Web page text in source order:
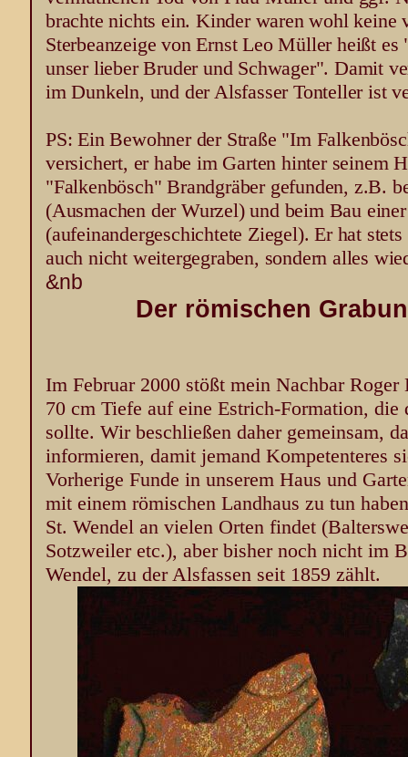
brachte nichts ein. Kinder waren wohl keine
Sterbeanzeige von Ernst Leo Müller heißt
unser lieber Bruder und Schwager". Damit
im Dunkeln, und der Alsfasser Tonteller ist
PS: Ein Bewohner der Straße "Im
versichert, er habe im Garten hinter seinem
"Falkenbösch" Brandgräber gefunden, z.B.
(Ausmachen der Wurzel) und beim Bau
(aufeinandergeschichtete Ziegel). Er hat
auch nicht weitergegraben, sondern alles
&nb
Der römischen
Im Februar 2000 stößt mein Nachbar
70 cm Tiefe auf eine Estrich-Formation,
sollte. Wir beschließen daher gemeinsam,
informieren, damit jemand Kompetenteres
Vorherige Funde in unserem Haus und
mit einem römischen Landhaus zu tun
St. Wendel an vielen Orten findet
Sotzweiler etc.), aber bisher noch nicht im
Wendel, zu der Alsfassen seit 1859 zählt.